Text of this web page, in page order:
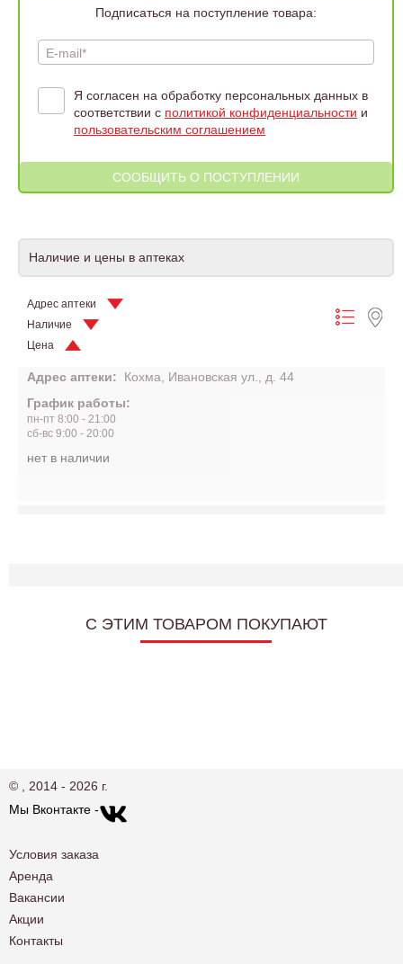
Подписаться на поступление товара:
E-mail*
Я согласен на обработку персональных данных в
соответствии с политикой конфиденциальности и
пользовательским соглашением
Наличие и цены в аптеках
Адрес аптеки
Наличие
Цена
Адрес аптеки:
Кохма, Ивановская ул., д. 44
График работы:
пн-пт 8:00 - 21:00
сб-вс 9:00 - 20:00
нет в наличии
C ЭТИМ ТОВАРОМ ПОКУПАЮТ
© , 2014 - 2026 г.
Мы Вконтакте -
Условия заказа
Аренда
Вакансии
Акции
Контакты